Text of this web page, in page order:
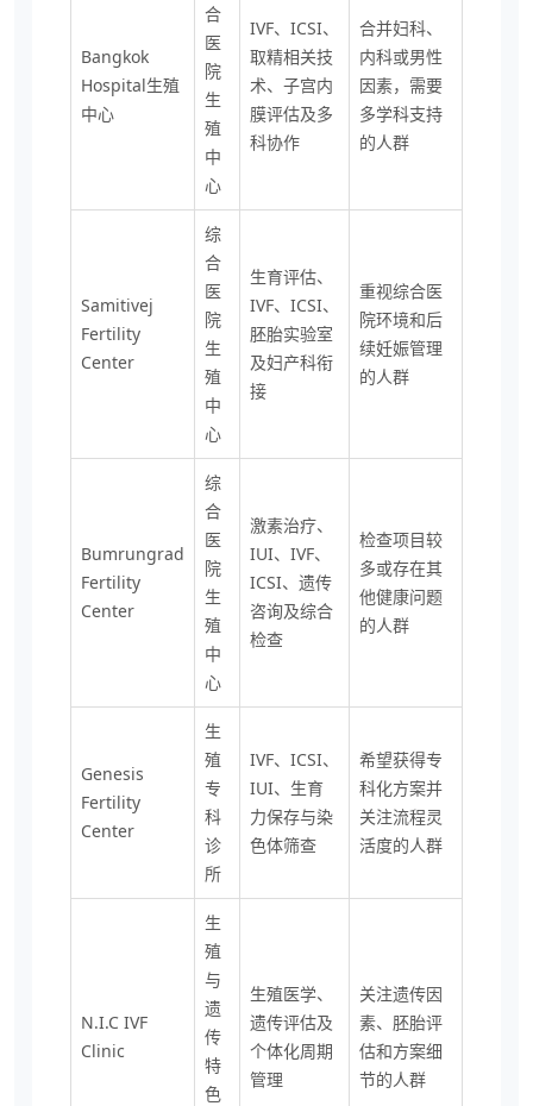
Bangkok
Hospital生殖
中心
合
医
院
生
殖
中
心
IVF、ICSI、
取精相关技
术、子宫内
膜评估及多
科协作
合并妇科、
内科或男性
因素，需要
多学科支持
的人群
Samitivej
Fertility
Center
综
合
医
院
生
殖
中
心
生育评估、
IVF、ICSI、
胚胎实验室
及妇产科衔
接
重视综合医
院环境和后
续妊娠管理
的人群
Bumrungrad
Fertility
Center
综
合
医
院
生
殖
中
心
激素治疗、
IUI、IVF、
ICSI、遗传
咨询及综合
检查
检查项目较
多或存在其
他健康问题
的人群
Genesis
Fertility
Center
生
殖
专
科
诊
所
IVF、ICSI、
IUI、生育
力保存与染
色体筛查
希望获得专
科化方案并
关注流程灵
活度的人群
N.I.C IVF
Clinic
生
殖
与
遗
传
特
色
生殖医学、
遗传评估及
个体化周期
管理
关注遗传因
素、胚胎评
估和方案细
节的人群